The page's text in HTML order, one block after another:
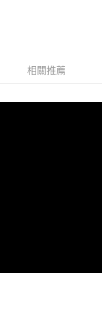
面顯示為準，若有關於
先享後付」服務完成之交
相關推薦